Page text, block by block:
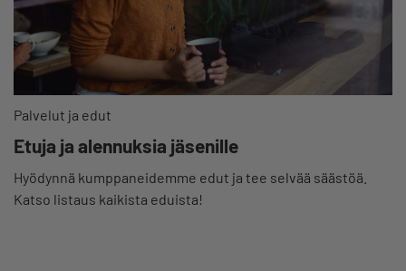
Palvelut ja edut
Etuja ja alennuksia jäsenille
Hyödynnä kumppaneidemme edut ja tee selvää säästöä.
Katso listaus kaikista eduista!